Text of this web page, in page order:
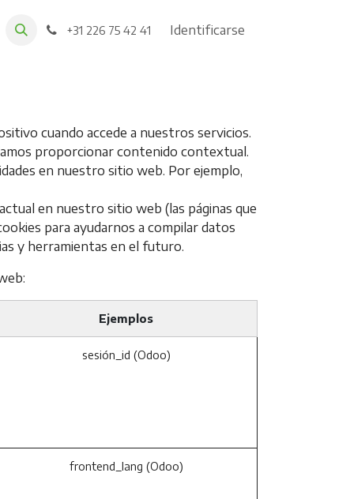
+31 226 75 42 41 Identificarse
cuando accede a nuestros servicios.
proporcionar contenido contextual.
en nuestro sitio web. Por ejemplo,
en nuestro sitio web (las páginas que
para ayudarnos a compilar datos
y herramientas en el futuro.
Ejemplos
sesión_id (Odoo)
frontend_lang (Odoo)